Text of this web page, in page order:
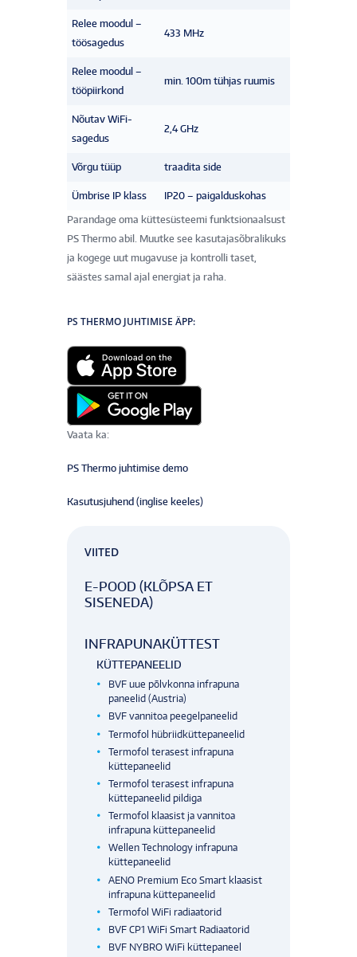
Relee moodul –
töösagedus
433 MHz
Relee moodul –
tööpiirkond
min. 100m tühjas ruumis
Nõutav WiFi-
sagedus
2,4 GHz
Võrgu tüüp traadita side
Ümbrise IP klass
IP20 – paigalduskohas
Parandage oma küttesüsteemi funktsionaalsust
PS Thermo abil. Muutke see kasutajasõbralikuks
ja kogege uut mugavuse ja kontrolli taset,
säästes samal ajal energiat ja raha.
PS THERMO JUHTIMISE ÄPP:
Vaata ka:
PS Thermo juhtimise demo
Kasutusjuhend (inglise keeles)
VIITED
E-POOD (KLÕPSA ET
SISENEDA)
INFRAPUNAKÜTTEST
KÜTTEPANEELID
BVF uue põlvkonna infrapuna
paneelid (Austria)
BVF vannitoa peegelpaneelid
Termofol hübriidküttepaneelid
Termofol terasest infrapuna
küttepaneelid
Termofol terasest infrapuna
küttepaneelid pildiga
Termofol klaasist ja vannitoa
infrapuna küttepaneelid
Wellen Technology infrapuna
küttepaneelid
AENO Premium Eco Smart klaasist
infrapuna küttepaneelid
Termofol WiFi radiaatorid
BVF CP1 WiFi Smart Radiaatorid
BVF NYBRO WiFi küttepaneel